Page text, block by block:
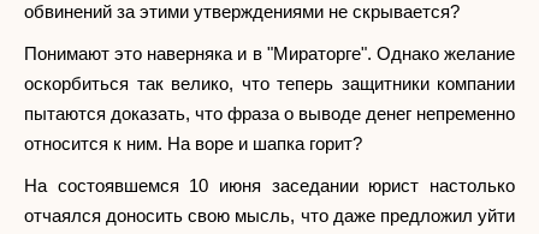
обвинений за этими утверждениями не скрывается?
Понимают это наверняка и в "Мираторге". Однако желание
оскорбиться так велико, что теперь защитники компании
пытаются доказать, что фраза о выводе денег непременно
относится к ним. На воре и шапка горит?
На состоявшемся 10 июня заседании юрист настолько
отчаялся доносить свою мысль, что даже предложил уйти